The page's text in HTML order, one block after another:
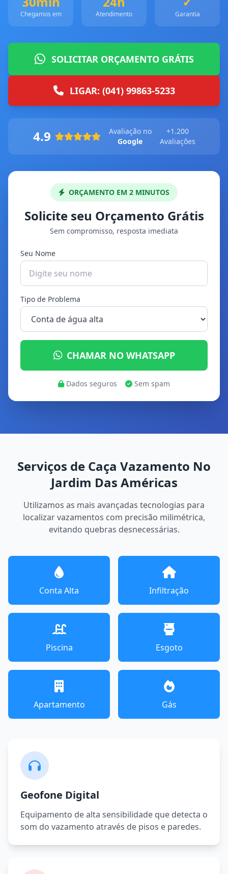
Chegamos em Atendimento Garantia
SOLICITAR ORÇAMENTO GRÁTIS
LIGAR: (041) 99863-5233
4.9
Avaliação no
Google
+1.200
Avaliações
ORÇAMENTO EM 2 MINUTOS
Solicite seu Orçamento Grátis
Sem compromisso, resposta imediata
Seu Nome
Tipo de Problema
CHAMAR NO WHATSAPP
Dados seguros Sem spam
Serviços de Caça Vazamento No
Jardim Das Américas
Utilizamos as mais avançadas tecnologias para
localizar vazamentos com precisão milimétrica,
evitando quebras desnecessárias.
Conta Alta Infiltração
Piscina Esgoto
Apartamento Gás
Geofone Digital
Equipamento de alta sensibilidade que detecta o
som do vazamento através de pisos e paredes.